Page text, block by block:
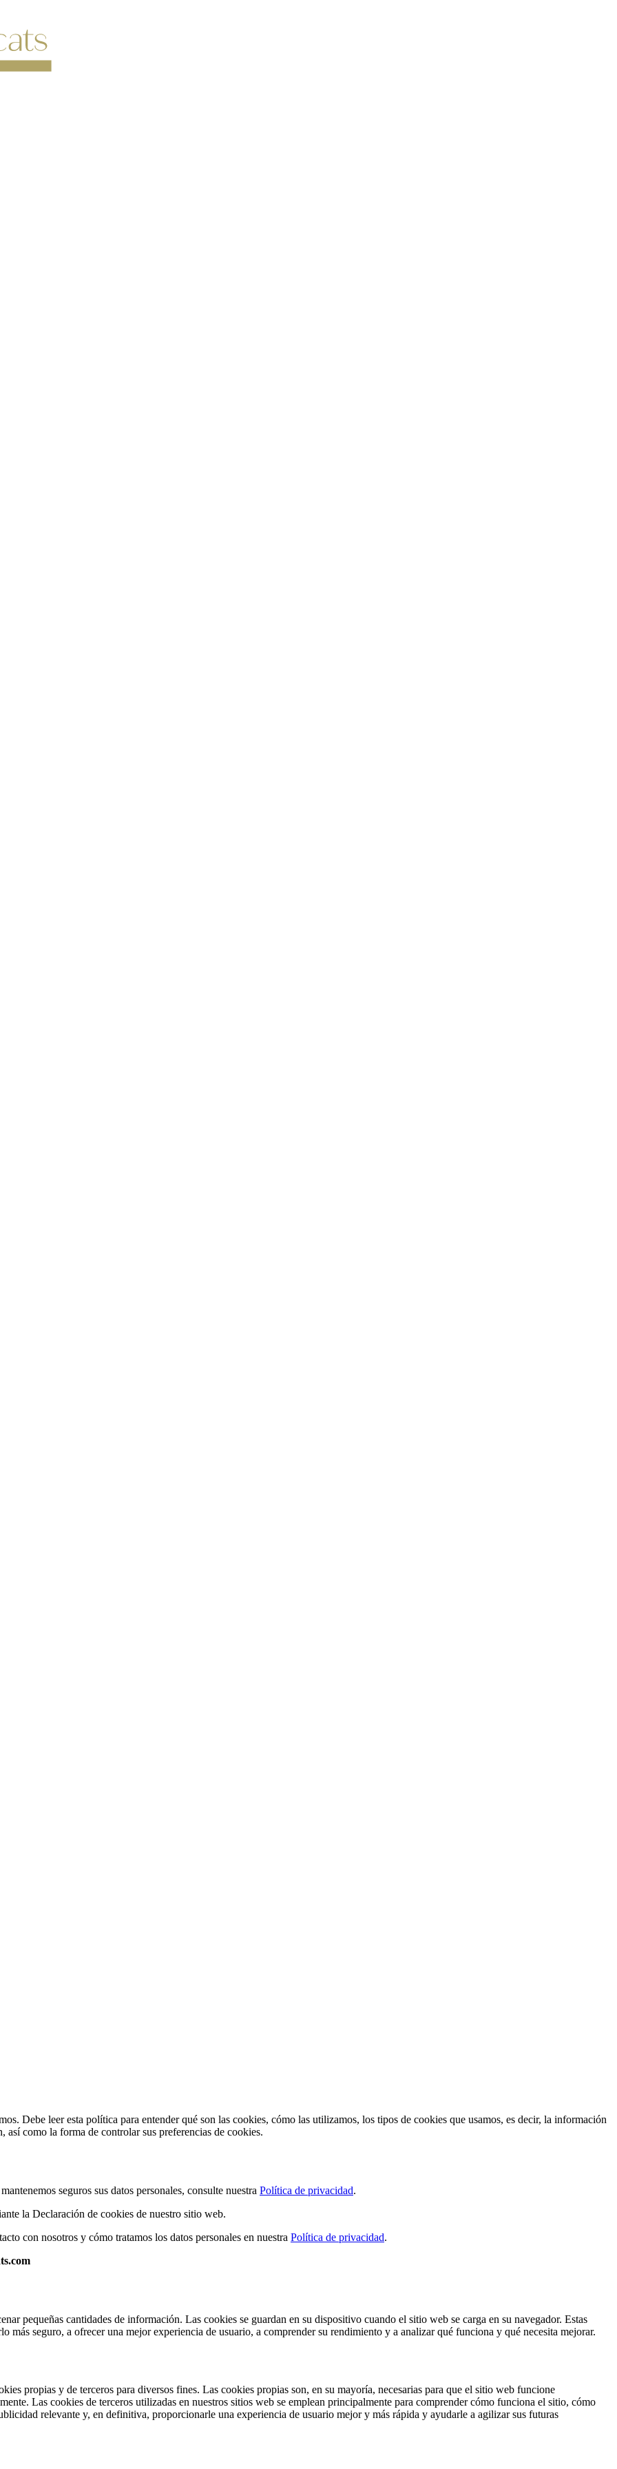
Debe leer esta política para entender qué son las cookies, cómo las utilizamos, los tipos de cookies que usamos, es decir, la información
como la forma de controlar sus preferencias de cookies.
seguros sus datos personales, consulte nuestra Política de privacidad.
la Declaración de cookies de nuestro sitio web.
con nosotros y cómo tratamos los datos personales en nuestra Política de privacidad.
pequeñas cantidades de información. Las cookies se guardan en su dispositivo cuando el sitio web se carga en su navegador. Estas
más seguro, a ofrecer una mejor experiencia de usuario, a comprender su rendimiento y a analizar qué funciona y qué necesita mejorar.
propias y de terceros para diversos fines. Las cookies propias son, en su mayoría, necesarias para que el sitio web funcione
Las cookies de terceros utilizadas en nuestros sitios web se emplean principalmente para comprender cómo funciona el sitio, cómo
relevante y, en definitiva, proporcionarle una experiencia de usuario mejor y más rápida y ayudarle a agilizar sus futuras